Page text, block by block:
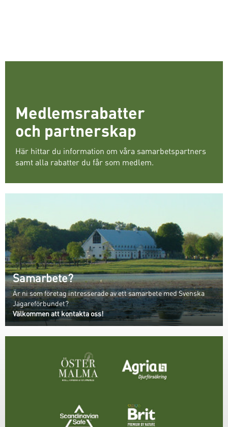
Medlemsrabatter
och partnerskap
Här hittar du information om våra samarbetspartners
samt alla rabatter du får som medlem.
Samarbete?
Är ni som företag intresserade av ett samarbete med Svenska
Jägareförbundet?
Välkommen att kontakta oss!